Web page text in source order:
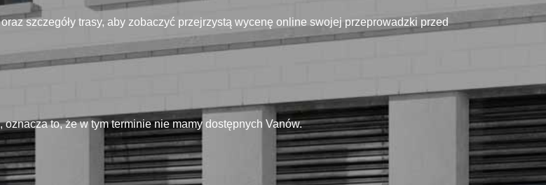
szczegóły trasy, aby zobaczyć przejrzystą wycenę online swojej przeprowadzki przed
to, że w tym terminie nie mamy dostępnych Vanów.